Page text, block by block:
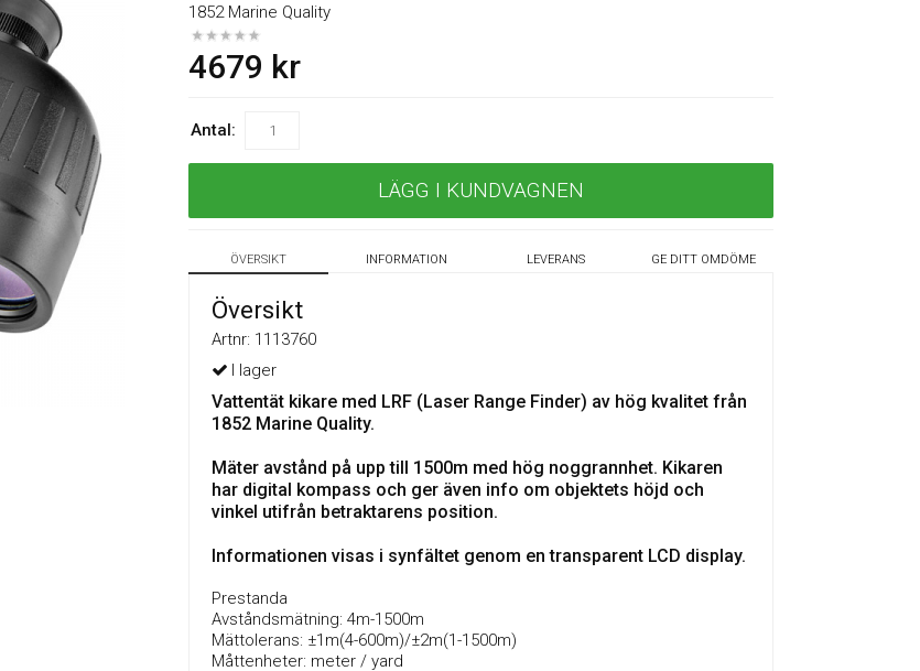
1852 Marine Quality
4679 kr
Antal:
LÄGG I KUNDVAGNEN
ÖVERSIKT INFORMATION LEVERANS GE DITT OMDÖME
Översikt
Artnr: 1113760
Vattentät kikare med LRF (Laser Range Finder) av hög kvalitet från
1852 Marine Quality.
Mäter avstånd på upp till 1500m med hög noggrannhet. Kikaren
har digital kompass och ger även info om objektets höjd och
vinkel utifrån betraktarens position.
Informationen visas i synfältet genom en transparent LCD display.
Prestanda
Avståndsmätning: 4m-1500m
Mättolerans: ±1m(4-600m)/±2m(1-1500m)
Måttenheter: meter / yard